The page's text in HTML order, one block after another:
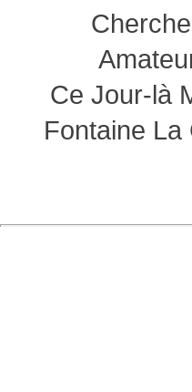
Ce Jour-là
Fontaine La